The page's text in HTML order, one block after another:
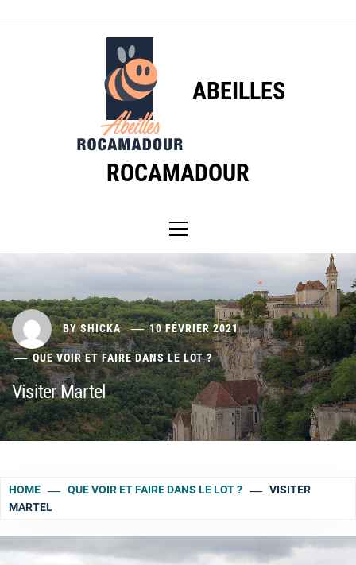
ABEILLES
ROCAMADOUR
Menu
BYSHICKA 10 FÉVRIER 2021
QUE VOIR ET FAIRE DANS LE LOT ?
Visiter Martel
HOME QUE VOIR ET FAIRE DANS LE LOT ?
VISITER
MARTEL